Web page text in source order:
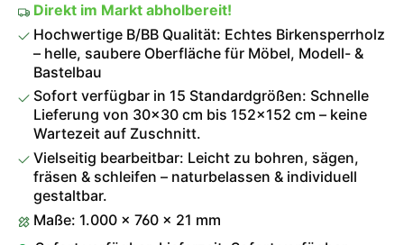
Direkt im Markt abholbereit!
Hochwertige B/BB Qualität: Echtes Birkensperrholz
– helle, saubere Oberfläche für Möbel, Modell- &
Bastelbau
Sofort verfügbar in 15 Standardgrößen: Schnelle
Lieferung von 30×30 cm bis 152×152 cm – keine
Wartezeit auf Zuschnitt.
Vielseitig bearbeitbar: Leicht zu bohren, sägen,
fräsen & schleifen – naturbelassen & individuell
gestaltbar.
Maße: 1.000 × 760 × 21 mm